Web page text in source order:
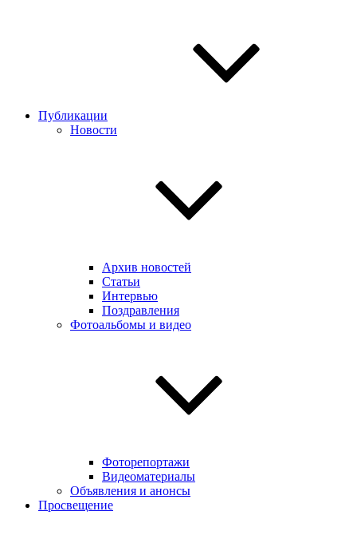
Публикации
Новости
Архив новостей
Статьи
Интервью
Поздравления
Фотоальбомы и видео
Фоторепортажи
Видеоматериалы
Объявления и анонсы
Просвещение